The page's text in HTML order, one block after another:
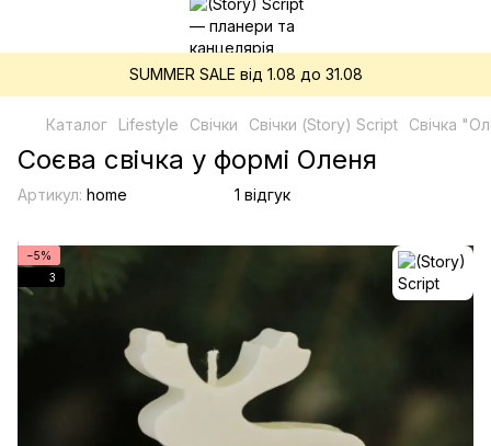
SUMMER SALE від 1.08 до 31.08
Каталог Lifestyle Свічки Свічки (Story) Script Cвічка
Cоєва свічка у формі Оленя
Артикул: home 1 відгук
−5%
3